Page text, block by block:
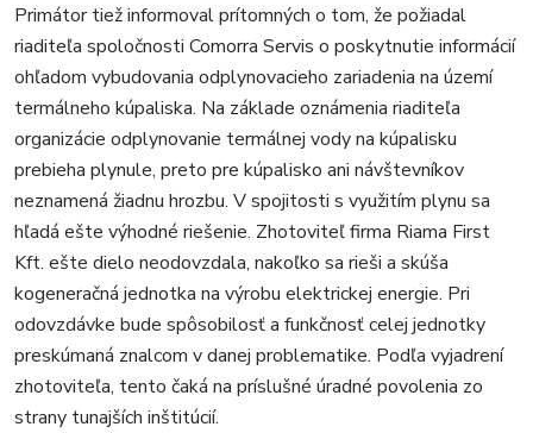
Primátor tiež informoval prítomných o tom, že požiadal
riaditeľa spoločnosti Comorra Servis o poskytnutie informácií
ohľadom vybudovania odplynovacieho zariadenia na území
termálneho kúpaliska. Na základe oznámenia riaditeľa
organizácie odplynovanie termálnej vody na kúpalisku
prebieha plynule, preto pre kúpalisko ani návštevníkov
neznamená žiadnu hrozbu. V spojitosti s využitím plynu sa
hľadá ešte výhodné riešenie. Zhotoviteľ firma Riama First
Kft. ešte dielo neodovzdala, nakoľko sa rieši a skúša
kogeneračná jednotka na výrobu elektrickej energie. Pri
odovzdávke bude spôsobilosť a funkčnosť celej jednotky
preskúmaná znalcom v danej problematike. Podľa vyjadrení
zhotoviteľa, tento čaká na príslušné úradné povolenia zo
strany tunajších inštitúcií.